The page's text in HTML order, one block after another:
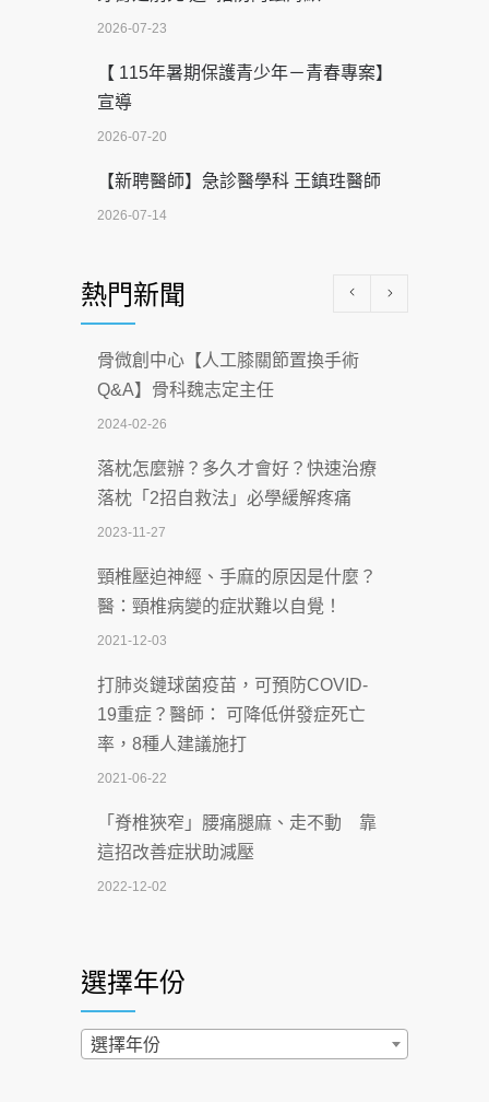
2026-07-23
【 115年暑期保護青少年－青春專案】
宣導
2026-07-20
【新聘醫師】急診醫學科 王鎮珄醫師
2026-07-14
科能量
2026-07-08
沒菸酒也瀕臨洗腎？65歲男靠「這習
慣」逆轉腎功能 醫揭3招救命
2026-07-08
體溫飆破41度！醫連收兩例中暑病例：
致死率達8成
2026-07-07
深耕萬華55年 西園醫院回顧發展歷程與
智慧 醫療布局
2026-07-06
【115年臺北市「防癌保衛戰：健康好禮
一手刮」】 宣導
2026-07-02
2026-07-02
4連霸議員黃秋澤癌逝！食道癌為何奪命
西園醫院55周年 7／10捐血公益活動 邀
民眾熱血響應
2026-06-30
熱門新聞
骨微創中心【人工膝關節置換手術
Q&A】骨科魏志定主任
2024-02-26
落枕怎麼辦？多久才會好？快速治療
落枕「2招自救法」必學緩解疼痛
2023-11-27
頸椎壓迫神經、手麻的原因是什麼？
醫：頸椎病變的症狀難以自覺！
2021-12-03
打肺炎鏈球菌疫苗，可預防COVID-
19重症？醫師： 可降低併發症死亡
率，8種人建議施打
2021-06-22
「脊椎狹窄」腰痛腿麻、走不動 靠
這招改善症狀助減壓
2022-12-02
2022-02-17
過量維生素D和鈣恐罹癌? 醫師釋
選擇年份
選擇年份